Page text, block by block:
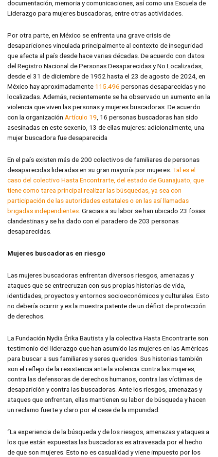
documentación, memoria y comunicaciones, así como una Escuela de
Liderazgo para mujeres buscadoras, entre otras actividades.
Por otra parte, en México se enfrenta una grave crisis de
desapariciones vinculada principalmente al contexto de inseguridad
que afecta al país desde hace varias décadas. De acuerdo con datos
del Registro Nacional de Personas Desaparecidas y No Localizadas,
desde el 31 de diciembre de 1952 hasta el 23 de agosto de 2024, en
México hay aproximadamente 115.496 personas desaparecidas y no
localizadas. Además, recientemente se ha observado un aumento en la
violencia que viven las personas y mujeres buscadoras. De acuerdo
con la organización Artículo 19, 16 personas buscadoras han sido
asesinadas en este sexenio, 13 de ellas mujeres; adicionalmente, una
mujer buscadora fue desaparecida
En el país existen más de 200 colectivos de familiares de personas
desaparecidas lideradas en su gran mayoría por mujeres. Tal es el
caso del colectivo Hasta Encontrarte, del estado de Guanajuato, que
tiene como tarea principal realizar las búsquedas, ya sea con
participación de las autoridades estatales o en las así llamadas
brigadas independientes. Gracias a su labor se han ubicado 23 fosas
clandestinas y se ha dado con el paradero de 203 personas
desaparecidas.
Mujeres buscadoras en riesgo
Las mujeres buscadoras enfrentan diversos riesgos, amenazas y
ataques que se entrecruzan con sus propias historias de vida,
identidades, proyectos y entornos socioeconómicos y culturales. Esto
no debería ocurrir y es la muestra patente de un déficit de protección
de derechos.
La Fundación Nydia Érika Bautista y la colectiva Hasta Encontrarte son
testimonio del liderazgo que han asumido las mujeres en las Américas
para buscar a sus familiares y seres queridos. Sus historias también
son el reflejo de la resistencia ante la violencia contra las mujeres,
contra las defensoras de derechos humanos, contra las víctimas de
desaparición y contra las buscadoras. Ante los riesgos, amenazas y
ataques que enfrentan, ellas mantienen su labor de búsqueda y hacen
un reclamo fuerte y claro por el cese de la impunidad.
“La experiencia de la búsqueda y de los riesgos, amenazas y ataques a
los que están expuestas las buscadoras es atravesada por el hecho
de que son mujeres. Esto no es casualidad y viene impuesto por los